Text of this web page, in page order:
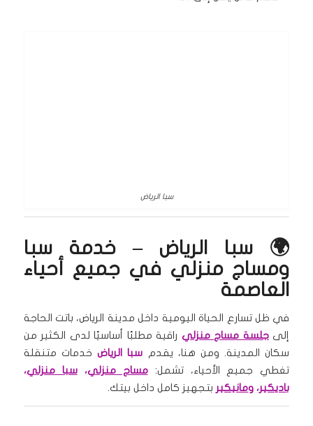
سبا الرياض
🌍 سبا الرياض – خدمة سبا
ومساج منزلي في جميع أحياء
العاصمة
في ظل تسارع الحياة اليومية داخل مدينة الرياض، باتت الحاجة
إلىجلسة مساج منزلي راقية مطلبًا أساسيًا لدى الكثير من
سكان المدينة. ومن هنا، يقدم سبا الرياضخدمات متنقلة
تغطي جميع الأحياء، تشمل:مساج منزلي،سبا منزلي،
باديكير، ومانيكير بتجهيز كامل داخل بيتك.